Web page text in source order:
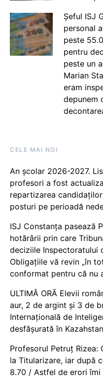
Șeful ISJ
personal
peste
pentru
peste un
Marian
eram
depunem
CELE MAI NOI
An școlar 2026-2027.
profesori a fost
repartizarea
posturi pe perioadă
ISJ Constanța pasează
hotărârii prin care
deciziile Inspectoratului
Obligațiile vă revin „în
conformat pentru că nu
ULTIMĂ ORĂ Elevii
aur, 2 de argint și 3 de
Internațională de
desfășurată în Kazahstan
Profesorul Petruț Rizea:
la Titularizare, iar după
8.70 / Astfel de erori